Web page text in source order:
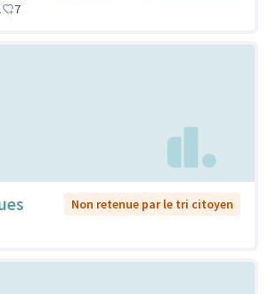
7
Non retenue par le tri citoyen